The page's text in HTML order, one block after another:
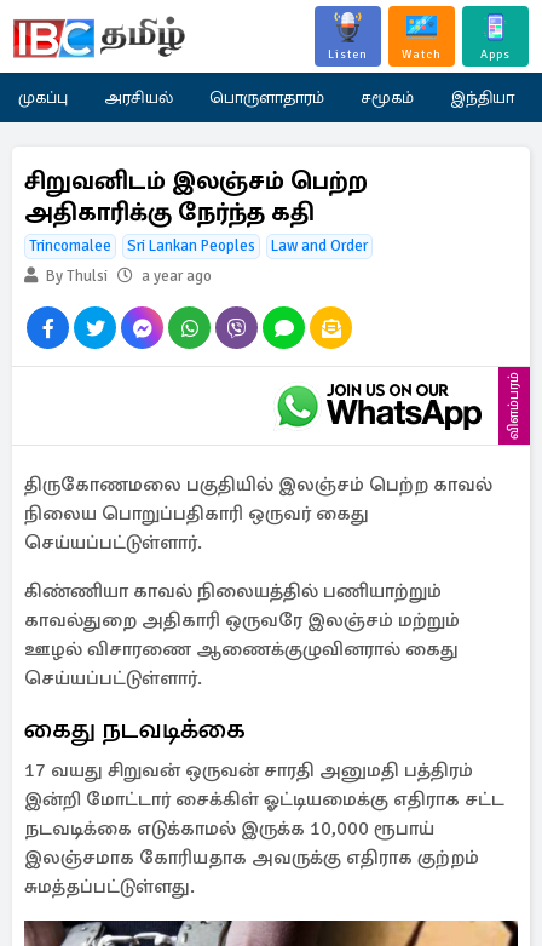
Listen Watch Apps
முகப்பு அரசியல் பொருளாதாரம் சமூகம் இந்தியா
சிறுவனிடம் இலஞ்சம் பெற்ற
அதிகாரிக்கு நேர்ந்த கதி
Trincomalee Sri Lankan Peoples
Law and Order
By Thulsi
a year ago
விளம்பரம்
திருகோணமலை பகுதியில் இலஞ்சம் பெற்ற காவல்
நிலைய பொறுப்பதிகாரி ஒருவர் கைது
செய்யப்பட்டுள்ளார்.
கிண்ணியா காவல் நிலையத்தில் பணியாற்றும்
காவல்துறை அதிகாரி ஒருவரே இலஞ்சம் மற்றும்
ஊழல் விசாரணை ஆணைக்குழுவினரால் கைது
செய்யப்பட்டுள்ளார்.
கைது நடவடிக்கை
17 வயது சிறுவன் ஒருவன் சாரதி அனுமதி பத்திரம்
இன்றி மோட்டார் சைக்கிள் ஓட்டியமைக்கு எதிராக சட்ட
நடவடிக்கை எடுக்காமல் இருக்க 10,000 ரூபாய்
இலஞ்சமாக கோரியதாக அவருக்கு எதிராக குற்றம்
சுமத்தப்பட்டுள்ளது.